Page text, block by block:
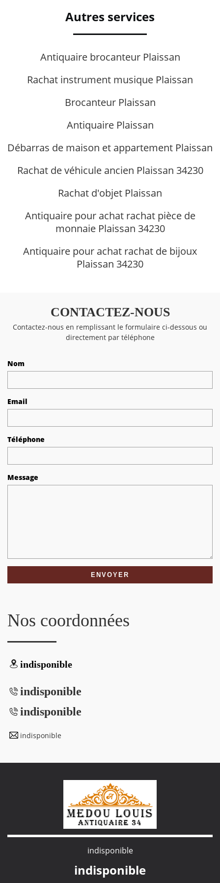
Autres services
Antiquaire brocanteur Plaissan
Rachat instrument musique Plaissan
Brocanteur Plaissan
Antiquaire Plaissan
Débarras de maison et appartement Plaissan
Rachat de véhicule ancien Plaissan 34230
Rachat d'objet Plaissan
Antiquaire pour achat rachat pièce de
monnaie Plaissan 34230
Antiquaire pour achat rachat de bijoux
Plaissan 34230
CONTACTEZ-NOUS
Contactez-nous en remplissant le formulaire ci-dessous ou
directement par téléphone
Nom
Email
Téléphone
Message
Nos coordonnées
indisponible
indisponible
indisponible
indisponible
indisponible
indisponible